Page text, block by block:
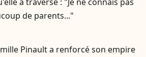
de parents..."
Pinault a renforcé son empire